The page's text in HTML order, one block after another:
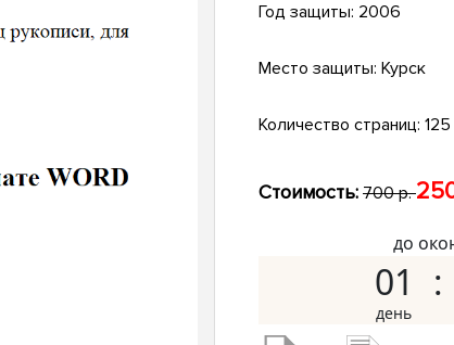
Год защиты: 2006
Место защиты: Курск
Количество страниц: 125
Стоимость: 700 р.
до
01